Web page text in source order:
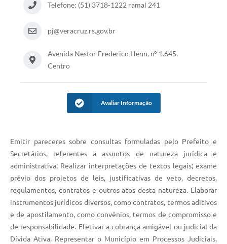
Telefone: (51) 3718-1222 ramal 241
pj@veracruz.rs.gov.br
Avenida Nestor Frederico Henn, n° 1.645,
Centro
Avaliar Informação
Emitir pareceres sobre consultas formuladas pelo Prefeito e
Secretários, referentes a assuntos de natureza jurídica e
administrativa; Realizar interpretações de textos legais; exame
prévio dos projetos de leis, justificativas de veto, decretos,
regulamentos, contratos e outros atos desta natureza. Elaborar
instrumentos jurídicos diversos, como contratos, termos aditivos
e de apostilamento, como convênios, termos de compromisso e
de responsabilidade. Efetivar a cobrança amigável ou judicial da
Dívida Ativa, Representar o Município em Processos Judiciais,